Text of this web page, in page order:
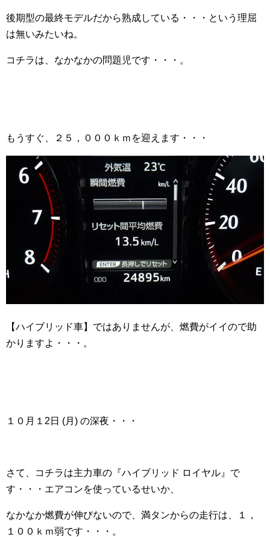
後期型の最終モデルだから熟成している・・・という理屈
は無いみたいね。
コチラは、なかなかの問題児です・・・。
もうすぐ、２５，０００ｋｍを迎えます・・・
【ハイブリッド車】ではありませんが、燃費がイイので助
かりますよ・・・。
１０月１2日 (月) の深夜・・・
さて、コチラは主力車の『ハイブリッド ロイヤル』で
す・・・エアコンを使っているせいか、
なかなか燃費が伸びないので、満タンからの走行は、１，
１００ｋｍ弱です・・・。